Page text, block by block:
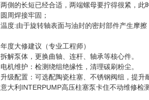
两側的长短已经合适，两端螺母要拧得很紧，
圆周焊接牢固；
温度:由于旋转轴表面与油封的密封部件产生摩
年度大修建议（专业工程师）
拆解泵体，更换曲轴、连杆、轴承等核心件。
电机维护：检测绕组绝缘性，清理碳刷粉尘。
升级配置：可选配陶瓷柱塞、不锈钢阀组，提升
意大利INTERPUMP高压柱塞泵卡住不动维修检测